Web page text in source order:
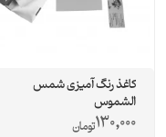
کاغذ رنگ آمیزی شمس
الشموس
130,000تومان